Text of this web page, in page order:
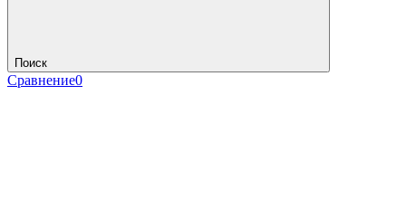
Поиск
Сравнение0